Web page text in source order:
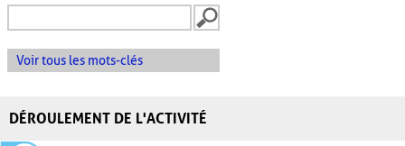
Voir tous les mots-clés
DÉROULEMENT DE L'ACTIVITÉ